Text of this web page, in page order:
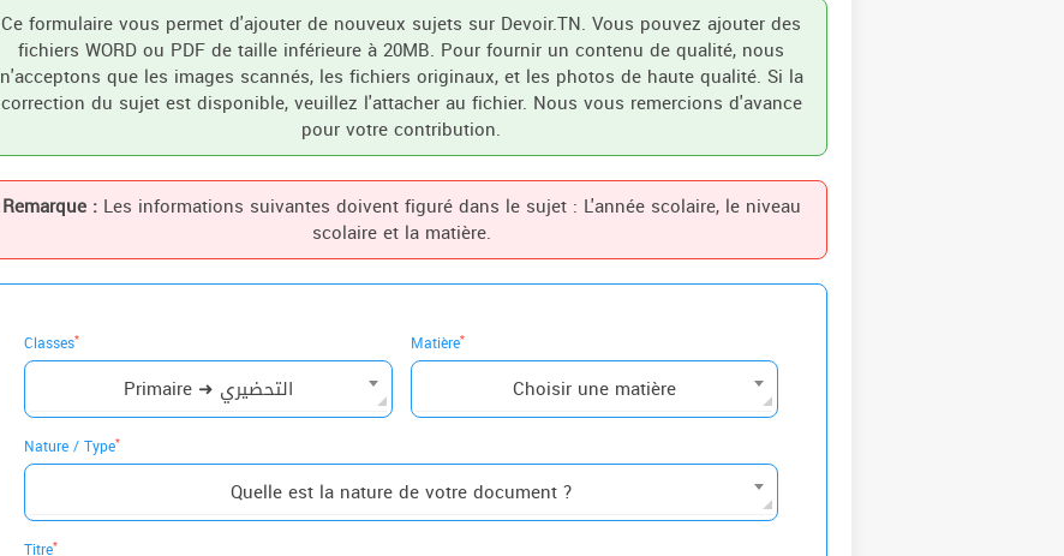
Ce formulaire vous permet d'ajouter de nouveux sujets sur Devoir.TN. Vous pouvez ajouter des
fichiers WORD ou PDF de taille inférieure à 20MB. Pour fournir un contenu de qualité, nous
n'acceptons que les images scannés, les fichiers originaux, et les photos de haute qualité. Si la
correction du sujet est disponible, veuillez l'attacher au fichier. Nous vous remercions d'avance
pour votre contribution.
Remarque :Les informations suivantes doivent figuré dans le sujet : L'année scolaire, le niveau
scolaire et la matière.
Classes*
Primaire ➜ التحضيري
Matière*
Choisir une matière
Nature / Type*
Quelle est la nature de votre document ?
Titre*